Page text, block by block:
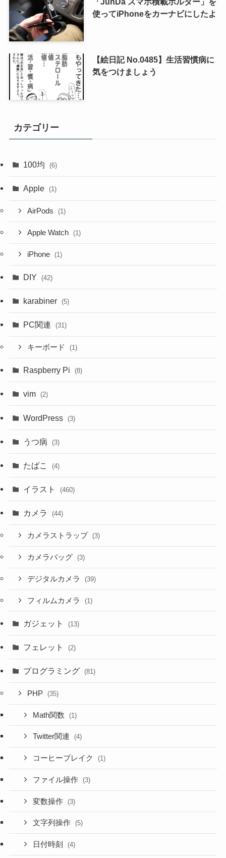
使ってiPhoneをカーナビにしたよ
【絵日記 No.0485】生活習慣病に
気をつけましょう
カテゴリー
100均 (6)
Apple (1)
AirPods (1)
Apple Watch (1)
iPhone (1)
DIY (42)
karabiner (5)
PC関連 (31)
キーボード (1)
Raspberry Pi (8)
vim (2)
WordPress (3)
うつ病 (3)
たばこ (4)
イラスト (460)
カメラ (44)
カメラストラップ (3)
カメラバッグ (3)
デジタルカメラ (39)
フィルムカメラ (1)
ガジェット (13)
フェレット (2)
プログラミング (81)
PHP (35)
Math関数 (1)
Twitter関連 (4)
コーヒーブレイク (1)
ファイル操作 (3)
変数操作 (3)
文字列操作 (5)
日付時刻 (4)